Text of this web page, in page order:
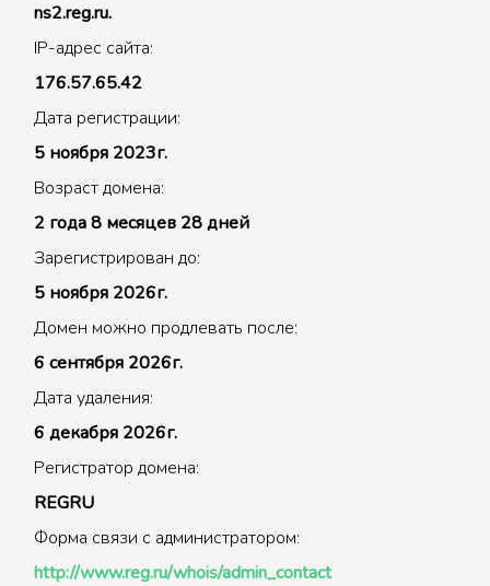
ns2.reg.ru.
IP-адрес сайта:
176.57.65.42
Дата регистрации:
5 ноября 2023г.
Возраст домена:
2 года 8 месяцев 28 дней
Зарегистрирован до:
5 ноября 2026г.
Домен можно продлевать после:
6 сентября 2026г.
Дата удаления:
6 декабря 2026г.
Регистратор домена:
REGRU
Форма связи с администратором:
http://www.reg.ru/whois/admin_contact